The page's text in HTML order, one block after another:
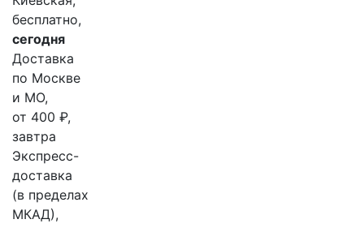
бесплатно,
сегодня
Доставка
по Москве
и МО,
от 400 ₽,
завтра
Экспресс-
доставка
(в пределах
МКАД),